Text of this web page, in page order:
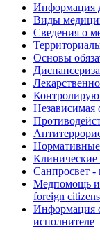
Информация
Виды
Сведения о
Основы
Независимая
Клинические
Санпросвет -
Медпомощь
foreign citizens
Информация
исполнителе